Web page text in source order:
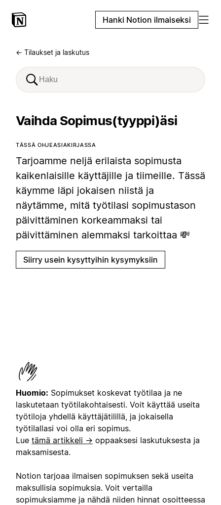
Hanki Notion ilmaiseksi
← Tilaukset ja laskutus
Vaihda Sopimus(tyyppi)äsi
TÄSSÄ OHJEASIAKIRJASSA
Tarjoamme neljä erilaista sopimusta
kaikenlaisille käyttäjille ja tiimeille. Tässä
käymme läpi jokaisen niistä ja
näytämme, mitä työtilasi sopimustason
päivittäminen korkeammaksi tai
päivittäminen alemmaksi tarkoittaa 💸
Siirry usein kysyttyihin kysymyksiin
Huomio: Sopimukset koskevat työtilaa ja ne
laskutetaan työtilakohtaisesti. Voit käyttää useita
työtiloja yhdellä käyttäjätilillä, ja jokaisella
työtilallasi voi olla eri sopimus.
Lue tämä artikkeli → oppaaksesi laskutuksesta ja
maksamisesta.
Notion tarjoaa ilmaisen sopimuksen sekä useita
maksullisia sopimuksia. Voit vertailla
sopimuksiamme ja nähdä niiden hinnat osoitteessa